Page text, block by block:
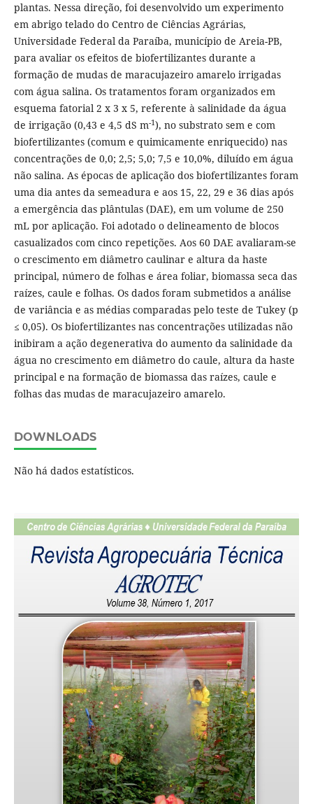
plantas. Nessa direção, foi desenvolvido um experimento
em abrigo telado do Centro de Ciências Agrárias,
Universidade Federal da Paraíba, município de Areia-PB,
para avaliar os efeitos de biofertilizantes durante a
formação de mudas de maracujazeiro amarelo irrigadas
com água salina. Os tratamentos foram organizados em
esquema fatorial 2 x 3 x 5, referente à salinidade da água
de irrigação (0,43 e 4,5 dS m-1), no substrato sem e com
biofertilizantes (comum e quimicamente enriquecido) nas
concentrações de 0,0; 2,5; 5,0; 7,5 e 10,0%, diluído em água
não salina. As épocas de aplicação dos biofertilizantes foram
uma dia antes da semeadura e aos 15, 22, 29 e 36 dias após
a emergência das plântulas (DAE), em um volume de 250
mL por aplicação. Foi adotado o delineamento de blocos
casualizados com cinco repetições. Aos 60 DAE avaliaram-se
o crescimento em diâmetro caulinar e altura da haste
principal, número de folhas e área foliar, biomassa seca das
raízes, caule e folhas. Os dados foram submetidos a análise
de variância e as médias comparadas pelo teste de Tukey (p
≤ 0,05). Os biofertilizantes nas concentrações utilizadas não
inibiram a ação degenerativa do aumento da salinidade da
água no crescimento em diâmetro do caule, altura da haste
principal e na formação de biomassa das raízes, caule e
folhas das mudas de maracujazeiro amarelo.
DOWNLOADS
Não há dados estatísticos.